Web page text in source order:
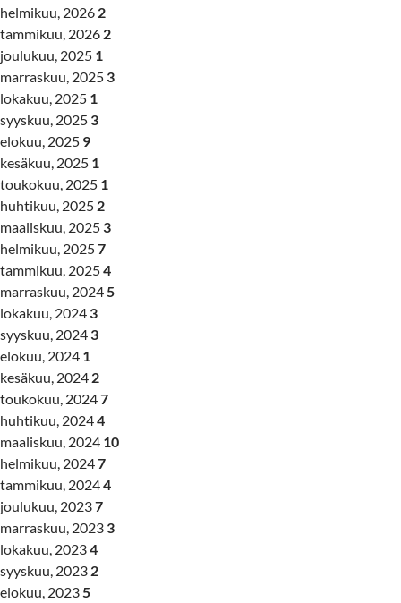
helmikuu, 2026 2
tammikuu, 2026 2
joulukuu, 2025 1
marraskuu, 2025 3
lokakuu, 2025 1
syyskuu, 2025 3
elokuu, 2025 9
kesäkuu, 2025 1
toukokuu, 2025 1
huhtikuu, 2025 2
maaliskuu, 2025 3
helmikuu, 20257
tammikuu, 20254
marraskuu, 2024 5
lokakuu, 2024 3
syyskuu, 2024 3
elokuu, 2024 1
kesäkuu, 2024 2
toukokuu, 20247
huhtikuu, 20244
maaliskuu, 2024 10
helmikuu, 20247
tammikuu, 20244
joulukuu, 20237
marraskuu, 2023 3
lokakuu, 20234
syyskuu, 2023 2
elokuu, 2023 5